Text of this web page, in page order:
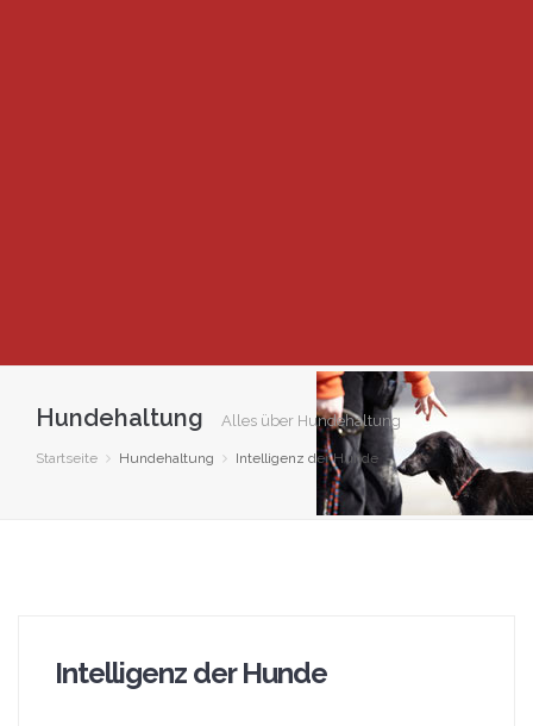
Hundehaltung Alles über Hundehaltung
Startseite Hundehaltung Intelligenz der Hunde
Intelligenz der Hunde